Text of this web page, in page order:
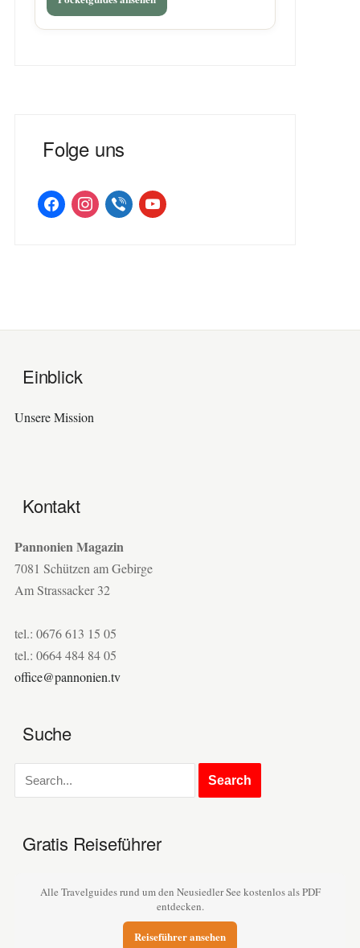
Folge uns
facebookinstagramviber youtube
Einblick
Unsere Mission
Kontakt
Pannonien Magazin
7081 Schützen am Gebirge
Am Strassacker 32
tel.: 0676 613 15 05
tel.: 0664 484 84 05
office@pannonien.tv
Suche
Gratis Reiseführer
Alle Travelguides rund um den Neusiedler See kostenlos als PDF
entdecken.
Reiseführer ansehen